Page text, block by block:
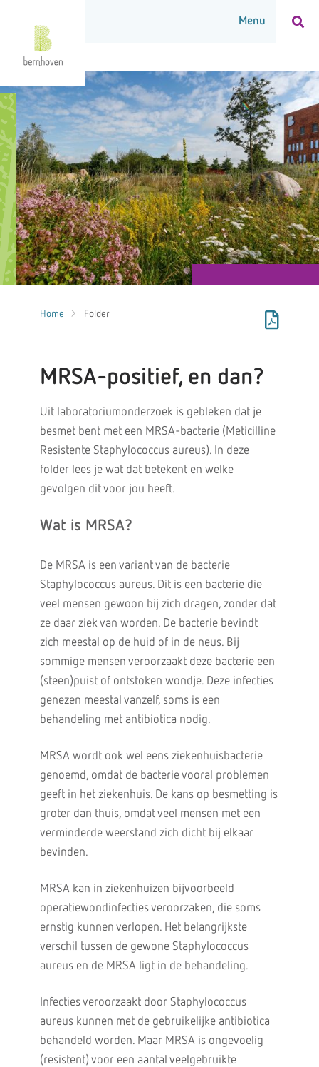
Home Folder
MRSA-positief, en dan?
Uit laboratoriumonderzoek is gebleken dat je
besmet bent met een MRSA-bacterie (Meticilline
Resistente Staphylococcus aureus). In deze
folder lees je wat dat betekent en welke
gevolgen dit voor jou heeft.
Wat is MRSA?
De MRSA is een variant van de bacterie
Staphylococcus aureus. Dit is een bacterie die
veel mensen gewoon bij zich dragen, zonder dat
ze daar ziek van worden. De bacterie bevindt
zich meestal op de huid of in de neus. Bij
sommige mensen veroorzaakt deze bacterie een
(steen)puist of ontstoken wondje. Deze infecties
genezen meestal vanzelf, soms is een
behandeling met antibiotica nodig.
MRSA wordt ook wel eens ziekenhuisbacterie
genoemd, omdat de bacterie vooral problemen
geeft in het ziekenhuis. De kans op besmetting is
groter dan thuis, omdat veel mensen met een
verminderde weerstand zich dicht bij elkaar
bevinden.
MRSA kan in ziekenhuizen bijvoorbeeld
operatiewondinfecties veroorzaken, die soms
ernstig kunnen verlopen. Het belangrijkste
verschil tussen de gewone Staphylococcus
aureus en de MRSA ligt in de behandeling.
Infecties veroorzaakt door Staphylococcus
aureus kunnen met de gebruikelijke antibiotica
behandeld worden. Maar MRSA is ongevoelig
(resistent) voor een aantal veelgebruikte